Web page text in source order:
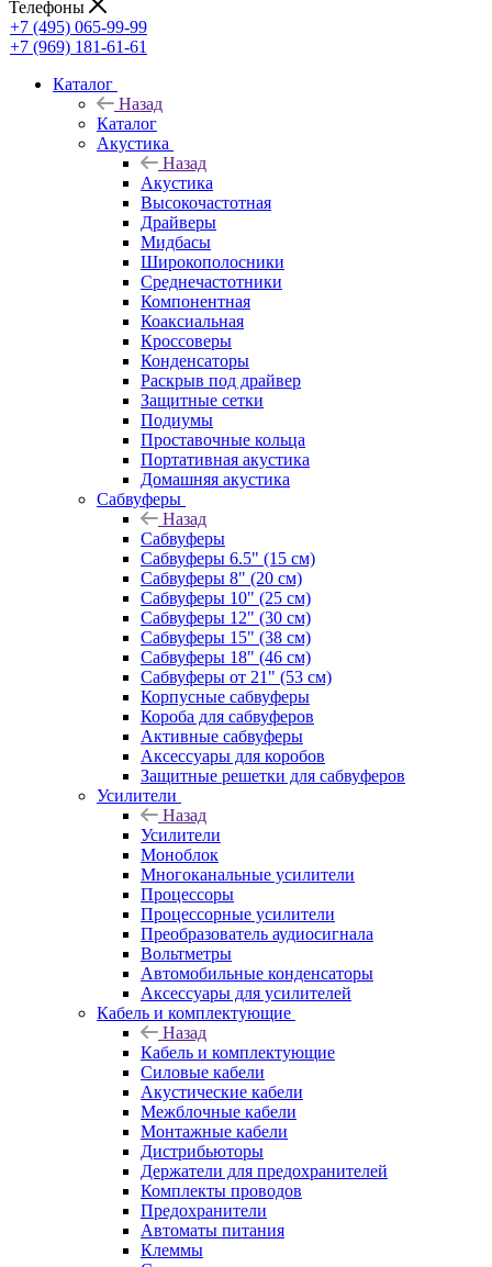
Телефоны
+7 (495) 065-99-99
+7 (969) 181-61-61
Каталог
Назад
Каталог
Акустика
Назад
Акустика
Высокочастотная
Драйверы
Мидбасы
Широкополосники
Среднечастотники
Компонентная
Коаксиальная
Кроссоверы
Конденсаторы
Раскрыв под драйвер
Защитные сетки
Подиумы
Проставочные кольца
Портативная акустика
Домашняя акустика
Сабвуферы
Назад
Сабвуферы
Сабвуферы 6.5" (15 см)
Сабвуферы 8" (20 см)
Сабвуферы 10" (25 см)
Сабвуферы 12" (30 см)
Сабвуферы 15" (38 см)
Сабвуферы 18" (46 см)
Сабвуферы от 21" (53 см)
Корпусные сабвуферы
Короба для сабвуферов
Активные сабвуферы
Аксессуары для коробов
Защитные решетки для сабвуферов
Усилители
Назад
Усилители
Моноблок
Многоканальные усилители
Процессоры
Процессорные усилители
Преобразователь аудиосигнала
Вольтметры
Автомобильные конденсаторы
Аксессуары для усилителей
Кабель и комплектующие
Назад
Кабель и комплектующие
Силовые кабели
Акустические кабели
Межблочные кабели
Монтажные кабели
Дистрибьюторы
Держатели для предохранителей
Комплекты проводов
Предохранители
Автоматы питания
Клеммы